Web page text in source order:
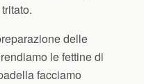
delle
le fettine di
facciamo